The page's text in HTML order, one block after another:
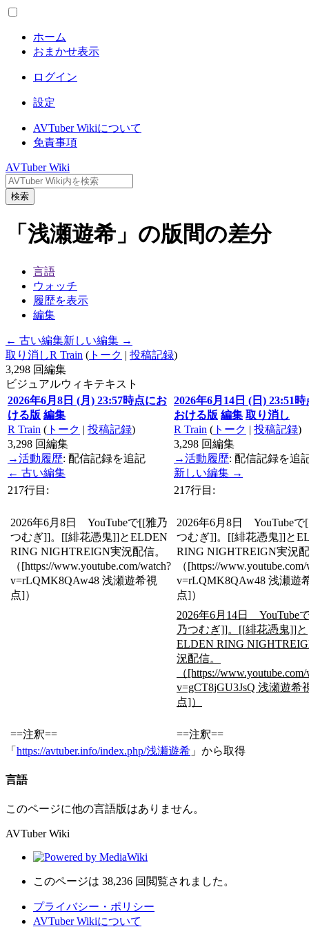
ホーム
おまかせ表示
ログイン
設定
AVTuber Wikiについて
免責事項
AVTuber Wiki
検索
「浅瀬遊希」の版間の差分
言語
ウォッチ
履歴を表示
編集
← 古い編集新しい編集 →
取り消しR Train ( トーク | 投稿記録)
3,298 回編集
ビジュアルウィキテキスト
2026年6月8日 (月) 23:57時点にお
ける版 編集
R Train ( トーク | 投稿記録)
3,298 回編集
→活動履歴: 配信記録を追記
← 古い編集
2026年6月14日 (日) 23:51時
おける版 編集 取り消し
R Train ( トーク | 投稿記録)
3,298 回編集
→活動履歴: 配信記録を追
新しい編集 →
217行目:
217行目:
2026年6月8日 YouTubeで[[雅乃
つむぎ]]。[[緋花憑鬼]]とELDEN
RING NIGHTREIGN実況配信。
（[https://www.youtube.com/watch?
v=rLQMK8QAw48 浅瀬遊希視
点]）
2026年6月8日 YouTubeで
つむぎ]]。[[緋花憑鬼]]と
RING NIGHTREIGN実況
（[https://www.youtube.com/
v=rLQMK8QAw48 浅瀬遊
点]）
2026年6月14日 YouTube
乃つむぎ]]。[[緋花憑鬼]]と
ELDEN RING
況配信。
（[https://www.youtube.com/
v=gCT8jGU3JsQ 浅瀬遊希
点]）
==注釈==
==注釈==
「 https://avtuber.info/index.php/浅瀬遊希 」から取得
言語
このページに他の言語版はありません。
AVTuber Wiki
このページは 38,236 回閲覧されました。
プライバシー・ポリシー
AVTuber Wikiについて